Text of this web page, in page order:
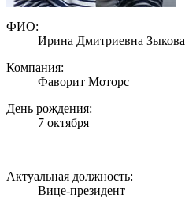
ФИО:
Ирина Дмитриевна Зыкова
Компания:
Фаворит Моторс
День рождения:
7 октября
Актуальная должность:
Вице-президент